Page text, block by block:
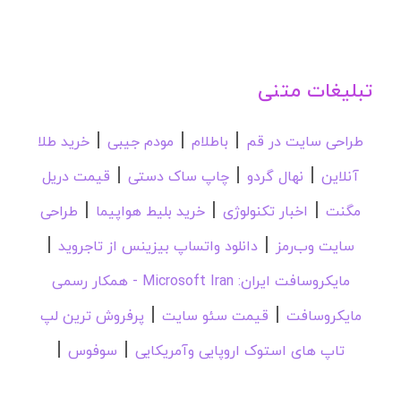
تبلیغات متنی
طراحی سایت در قم | باطلام | مودم جیبی | خرید طلا
آنلاین | نهال گردو | چاپ ساک دستی | قیمت دریل
مگنت | اخبار تکنولوژی | خرید بلیط هواپیما | طراحی
سایت وب‌رمز | دانلود واتساپ بیزینس از تاجروید |
مایکروسافت ایران: Microsoft Iran - همکار رسمی
مایکروسافت | قیمت سئو سایت |پرفروش ترین لپ
تاپ های استوک اروپایی وآمریکایی | سوفوس |